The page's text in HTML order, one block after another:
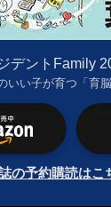
デントFamily
いい子が育つ「育
の予約購読はこ